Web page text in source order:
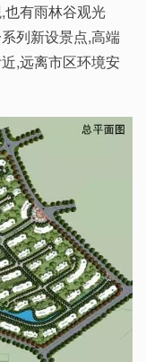
有雨林谷观光
列新设景点,高端
,远离市区环境安